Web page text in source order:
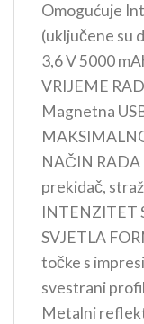
Omogućuje
(uključene su
3,6 V 5000
VRIJEME
Magnetna
NAČIN
prekidač,
INTENZITET
SVJETLA
točke s
svestrani
Metalni